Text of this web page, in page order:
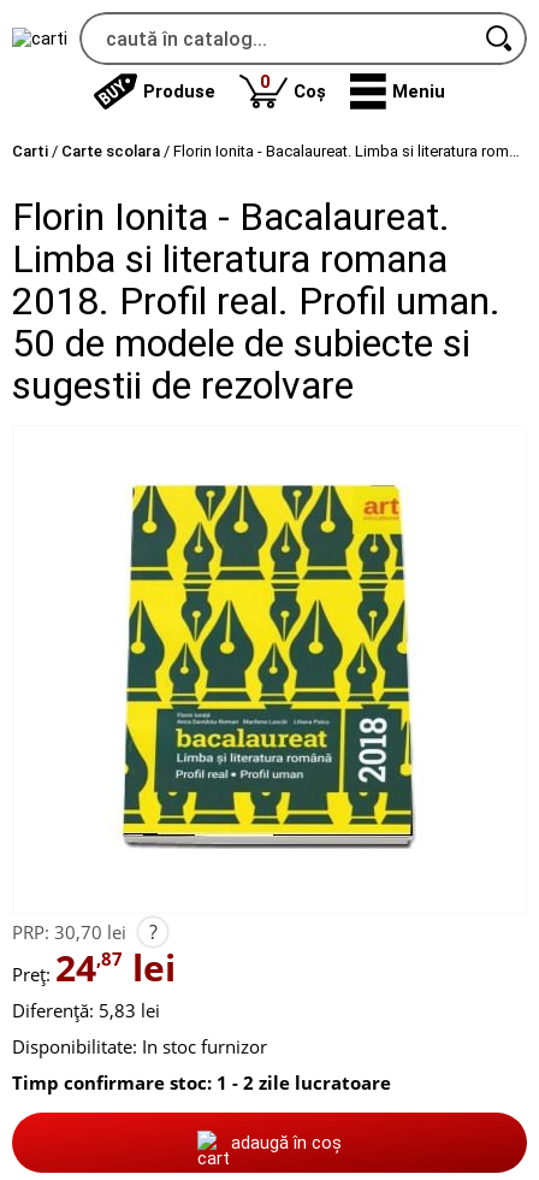
Produse 0produse
Coș Meniu
Carti / Carte scolara / Florin Ionita - Bacalaureat. Limba si literatura romana 2018. Profil real. Profil uman. 50 de modele de subiecte si sugestii de rezolvare
Florin Ionita - Bacalaureat.
Limba si literatura romana
2018. Profil real. Profil uman.
50 de modele de subiecte si
sugestii de rezolvare
PRP: 30,70 lei ?
Preț: 24,87 lei
Diferență: 5,83 lei
Disponibilitate: In stoc furnizor
Timp confirmare stoc: 1 - 2 zile lucratoare
adaugă în coș